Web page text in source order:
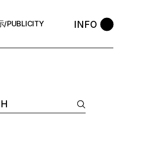
/PUBLICITY
Policy
质 / Licence
INFO